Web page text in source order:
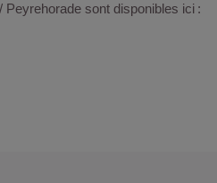
Peyrehorade sont disponibles ici :